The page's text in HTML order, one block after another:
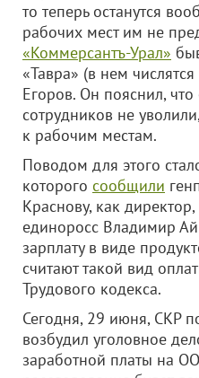
то теперь останутся
рабочих мест им не
«Коммерсантъ-Урал»
«Тавра» (в нем
Егоров. Он пояснил,
сотрудников не
к рабочим местам.
Поводом для этого
которого сообщили
Краснову, как
единоросс Владимир
зарплату в виде
считают такой вид
Трудового кодекса.
Сегодня, 29 июня, СКР
возбудил уголовное
заработной платы на